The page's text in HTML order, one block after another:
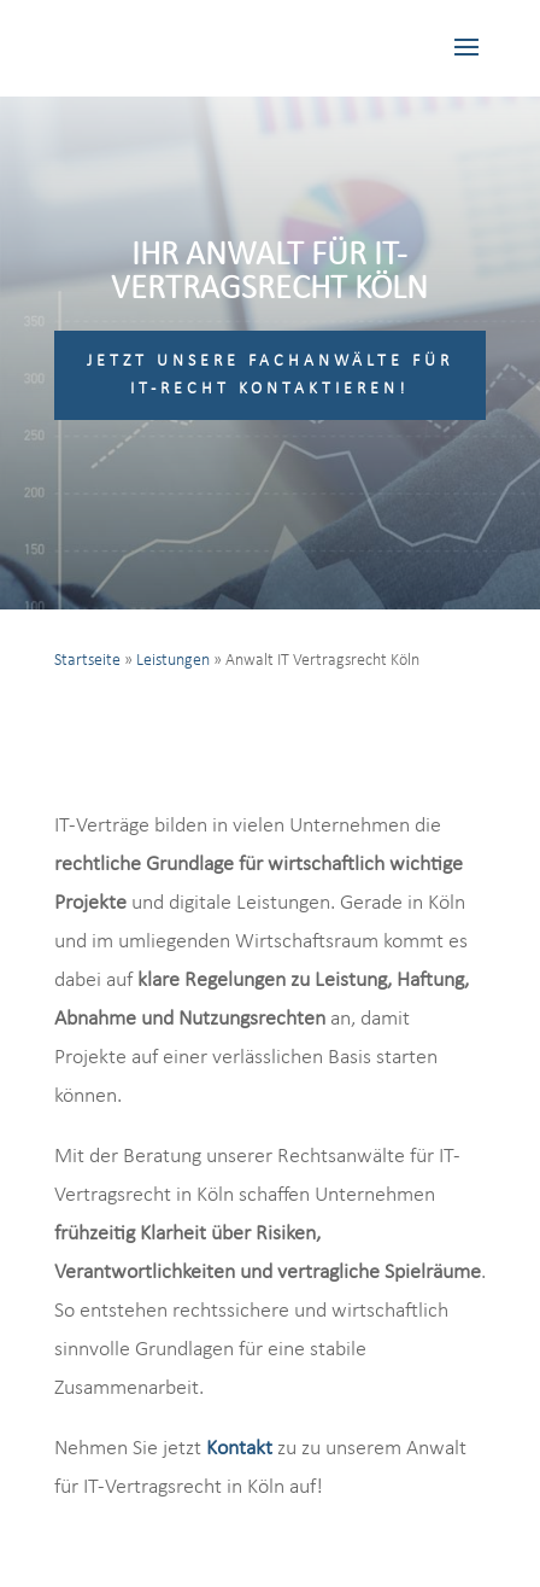
IHR ANWALT FÜR IT-
VERTRAGSRECHT KÖLN
JETZT UNSERE FACHANWÄLTE FÜR
IT-RECHT KONTAKTIEREN!
Startseite» Leistungen» Anwalt IT Vertragsrecht Köln
IT-Verträge bilden in vielen Unternehmen die
rechtliche Grundlage für wirtschaftlich wichtige
Projekteund digitale Leistungen. Gerade in Köln
und im umliegenden Wirtschaftsraum kommt es
dabei auf klare Regelungen zu Leistung, Haftung,
Abnahme und Nutzungsrechtenan, damit
Projekte auf einer verlässlichen Basis starten
können.
Mit der Beratung unserer Rechtsanwälte für IT-
Vertragsrecht in Köln schaffen Unternehmen
frühzeitig Klarheit über Risiken,
Verantwortlichkeiten und vertragliche Spielräume.
So entstehen rechtssichere und wirtschaftlich
sinnvolle Grundlagen für eine stabile
Zusammenarbeit.
Nehmen Sie jetzt Kontaktzu zu unserem Anwalt
für IT-Vertragsrecht in Köln auf!